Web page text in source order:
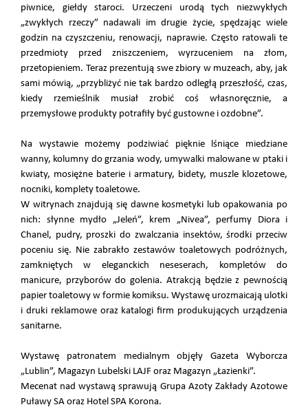
piwnice, giełdy staroci. Urzeczeni urodą tych niezwykłych
„zwykłych rzeczy” nadawali im drugie życie, spędzając wiele
godzin na czyszczeniu, renowacji, naprawie. Często ratowali te
przedmioty przed zniszczeniem, wyrzuceniem na złom,
przetopieniem. Teraz prezentują swe zbiory w muzeach, aby, jak
sami mówią, „przybliżyć nie tak bardzo odległą przeszłość, czas,
kiedy rzemieślnik musiał zrobić coś własnoręcznie, a
przemysłowe produkty potrafiły być gustowne i ozdobne”.
Na wystawie możemy podziwiać pięknie lśniące miedziane
wanny, kolumny do grzania wody, umywalki malowane w ptaki i
kwiaty, mosiężne baterie i armatury, bidety, muszle klozetowe,
nocniki, komplety toaletowe.
W witrynach znajdują się dawne kosmetyki lub opakowania po
nich: słynne mydło „Jeleń”, krem „Nivea”, perfumy Diora i
Chanel, pudry, proszki do zwalczania insektów, środki przeciw
poceniu się. Nie zabrakło zestawów toaletowych podróżnych,
zamkniętych w eleganckich neseserach, kompletów do
manicure, przyborów do golenia. Atrakcją będzie z pewnością
papier toaletowy w formie komiksu. Wystawę urozmaicają ulotki
i druki reklamowe oraz katalogi firm produkujących urządzenia
sanitarne.
Wystawę patronatem medialnym objęły Gazeta Wyborcza
„Lublin”, Magazyn Lubelski LAJF oraz Magazyn „Łazienki”.
Mecenat nad wystawą sprawują Grupa Azoty Zakłady Azotowe
Puławy SA oraz Hotel SPA Korona.